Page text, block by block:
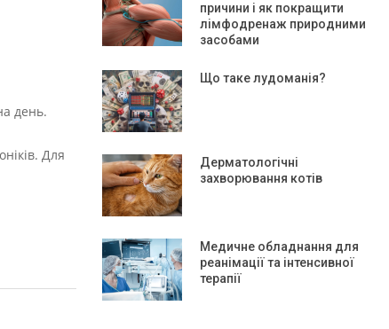
день.
Для
причини і як покращити
лімфодренаж природними
засобами
Що таке лудоманія?
Дерматологічні
захворювання котів
Медичне обладнання для
реанімації та інтенсивної
терапії